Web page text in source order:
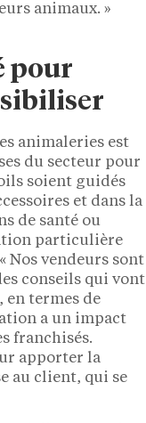
animaux. »
pour
animaleries est
du secteur pour
soient guidés
et dans la
de santé ou
particulière
Nos vendeurs sont
conseils qui vont
en termes de
a un impact
franchisés.
apporter la
au client, qui se